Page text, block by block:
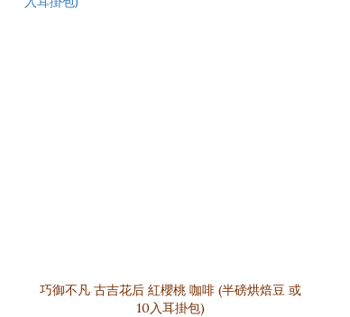
巧御不凡 古吉花后 紅櫻桃 咖啡 (半磅烘焙豆 或
10入耳掛包)